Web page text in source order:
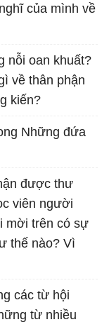
của mình về
nỗi oan khuất?
về thân phận
kiến?
Những đứa
được thư
viên người
mời trên có sự
thế nào? Vì
các từ hội
từ nhiều